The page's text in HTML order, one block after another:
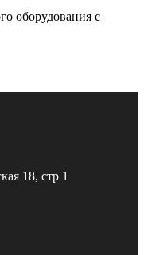
оборудования с
18, стр 1